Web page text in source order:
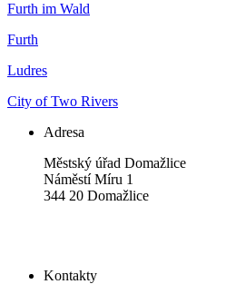
Furth im Wald
Furth
Ludres
City of Two Rivers
Adresa
Městský úřad Domažlice
Náměstí Míru 1
344 20 Domažlice
Kontakty